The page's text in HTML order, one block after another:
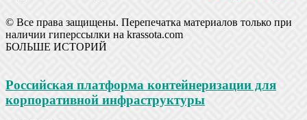
© Все права защищены. Перепечатка материалов только при
наличии гиперссылки на krassota.com
БОЛЬШЕ ИСТОРИЙ
Российская платформа контейнеризации для
корпоративной инфраструктуры